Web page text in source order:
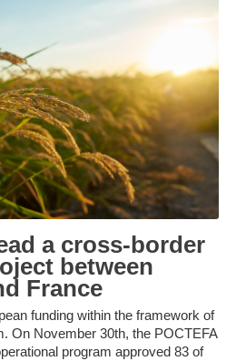
a cross-border
between
France
funding within the framework of
On November 30th, the POCTEFA
program approved 83 of